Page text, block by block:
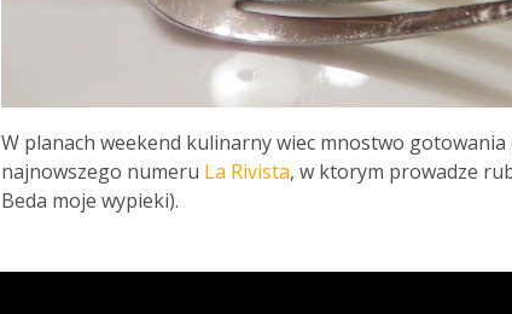
W planach weekend kulinarny wiec mnostwo
najnowszego numeru La Rivista, w ktorym prowadze
Beda moje wypieki).